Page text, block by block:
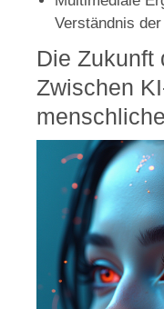
Verständnis
Die Zukunft
Zwischen